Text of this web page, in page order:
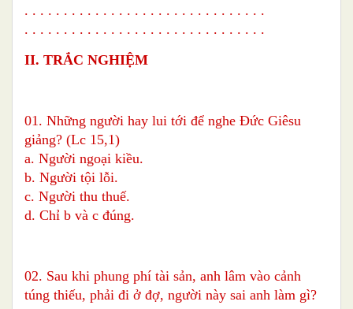
. . . . . . . . . . . . . . . . . . . . . . . . . . . . . . .
. . . . . . . . . . . . . . . . . . . . . . . . . . . . . . .
II. TRẮC NGHIỆM
01. Những người hay lui tới để nghe Đức Giêsu
giảng? (Lc 15,1)
a. Người ngoại kiều.
b. Người tội lỗi.
c. Người thu thuế.
d. Chỉ b và c đúng.
02. Sau khi phung phí tài sản, anh lâm vào cảnh
túng thiếu, phải đi ở đợ, người này sai anh làm gì?